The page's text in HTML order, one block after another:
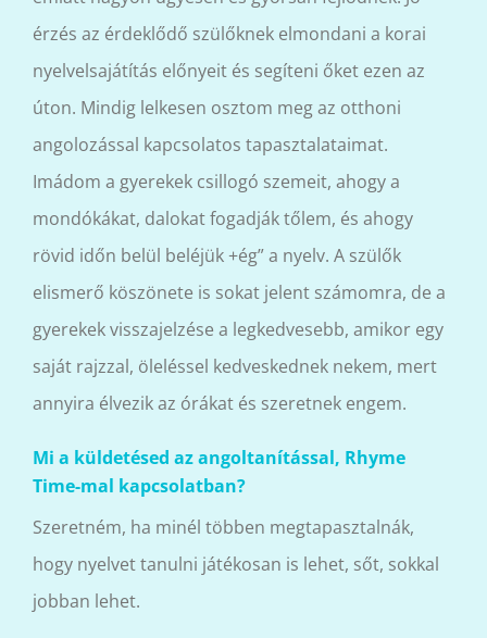
érzés az érdeklődő szülőknek elmondani a korai
nyelvelsajátítás előnyeit és segíteni őket ezen az
úton. Mindig lelkesen osztom meg az otthoni
angolozással kapcsolatos tapasztalataimat.
Imádom a gyerekek csillogó szemeit, ahogy a
mondókákat, dalokat fogadják tőlem, és ahogy
rövid időn belül beléjük +ég” a nyelv. A szülők
elismerő köszönete is sokat jelent számomra, de a
gyerekek visszajelzése a legkedvesebb, amikor egy
saját rajzzal, öleléssel kedveskednek nekem, mert
annyira élvezik az órákat és szeretnek engem.
Mi a küldetésed az angoltanítással, Rhyme
Time-mal kapcsolatban?
Szeretném, ha minél többen megtapasztalnák,
hogy nyelvet tanulni játékosan is lehet, sőt, sokkal
jobban lehet.